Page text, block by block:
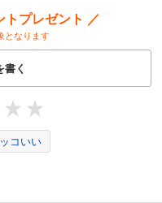
トプレゼント ／
となります
書く
コいい